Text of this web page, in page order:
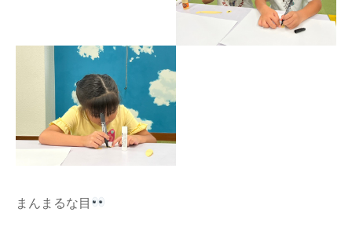
まんまるな目